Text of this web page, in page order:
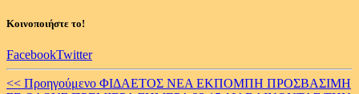
Κοινοποιήστε το!
FacebookTwitter
Continue
<< Προηγούμενο ΦΙΔΑΕΤΟΣ ΝΕΑ ΕΚΠΟΜΠΗ ΠΡΟΣΒΑΣΙΜΗ